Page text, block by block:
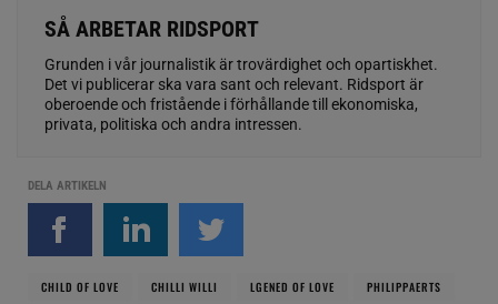
SÅ ARBETAR RIDSPORT
Grunden i vår journalistik är trovärdighet och opartiskhet.
Det vi publicerar ska vara sant och relevant. Ridsport är
oberoende och fristående i förhållande till ekonomiska,
privata, politiska och andra intressen.
DELA ARTIKELN
CHILD OF LOVE CHILLI WILLI LGENED OF LOVE PHILIPPAERTS